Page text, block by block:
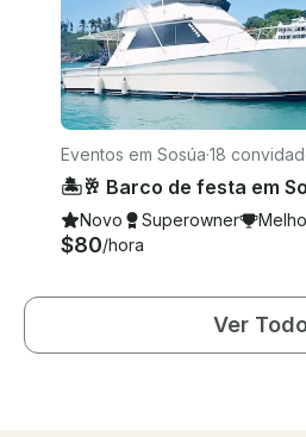
Eventos em Sosúa·18
Novo Superowner
$80/hora
Ver